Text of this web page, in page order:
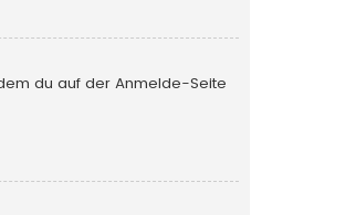
du auf der Anmelde-Seite